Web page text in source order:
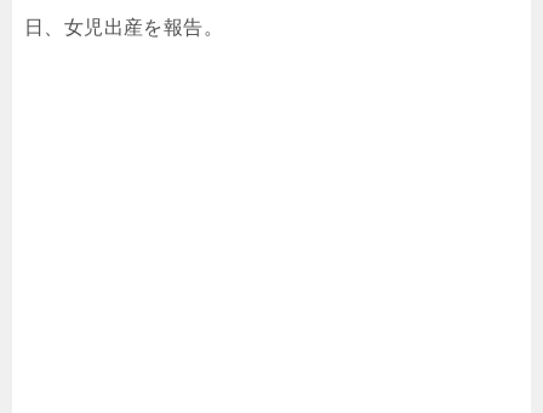
日、女児出産を報告。